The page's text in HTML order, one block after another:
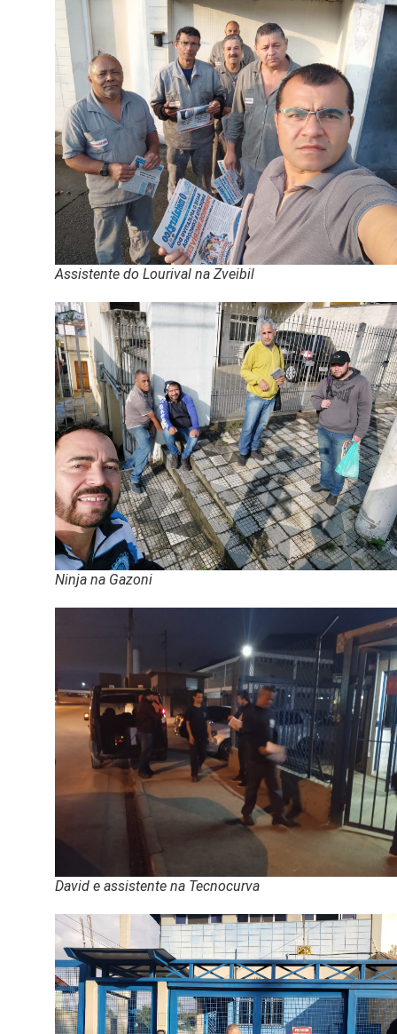
Assistente do Lourival na Zveibil
Ninja na Gazoni
David e assistente na Tecnocurva